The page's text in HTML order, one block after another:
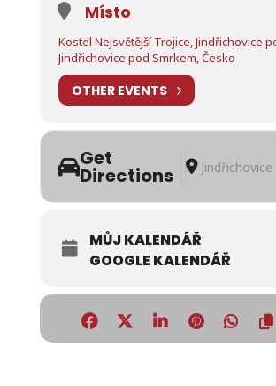
Místo
Kostel Nejsvětější Trojice, Jindřichovice
Jindřichovice pod Smrkem, Česko
OTHER EVENTS
Get
Directions
Address - Noc
Destination
MŮJ KALENDÁŘ
GOOGLE KALENDÁŘ